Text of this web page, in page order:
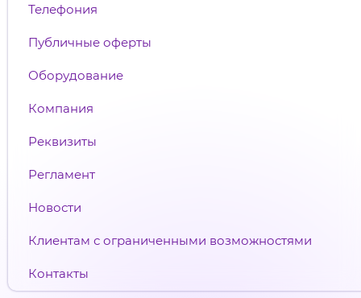
Телефония
Публичные оферты
Оборудование
Компания
Реквизиты
Регламент
Новости
Клиентам с ограниченными возможностями
Контакты